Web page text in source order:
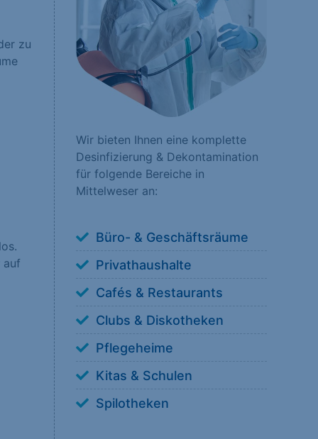
zu
auf
Wir bieten Ihnen eine komplette
Desinfizierung & Dekontamination
für folgende Bereiche in
Mittelweser an:
Büro- & Geschäftsräume
Privathaushalte
Cafés & Restaurants
Clubs & Diskotheken
Pflegeheime
Kitas & Schulen
Spilotheken
Zurück
erforderlich.
Besucher unsere
wie unsere
Sie tun
von externen